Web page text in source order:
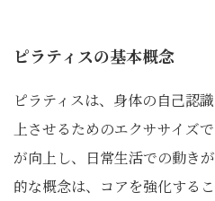
ピラティスの基本概念
ピラティスは、身体の自己認
上させるためのエクササイズ
が向上し、日常生活での動き
的な概念は、コアを強化する